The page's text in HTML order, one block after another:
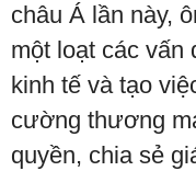
châu Á lần này,
một loạt các vấn
kinh tế và tạo
cường thương
quyền, chia sẻ